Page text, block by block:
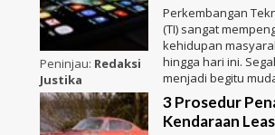
Peninjau: Redaksi
Justika
Perkembangan
(TI) sangat
kehidupan
hingga hari ini.
menjadi begitu
3 Prosedur
Kendaraan